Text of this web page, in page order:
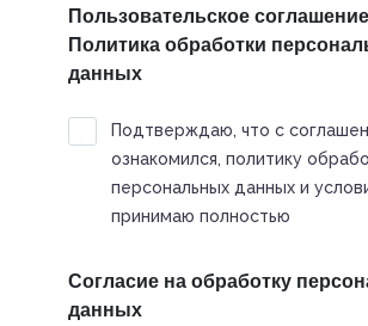
Пользовательское соглашение
Политика обработки
данных
Подтверждаю, что с
ознакомился, политику
персональных данных и
принимаю полностью
Согласие на обработку
данных